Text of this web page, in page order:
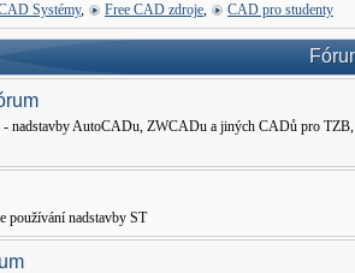
Systémy, Free CAD zdroje, CAD pro studenty
nadstavby AutoCADu, ZWCADu a jiných CADů pro TZB,
používání nadstavby ST